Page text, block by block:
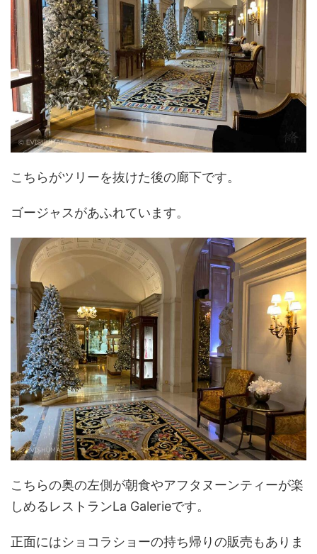
こちらがツリーを抜けた後の廊下です。
ゴージャスがあふれています。
こちらの奥の左側が朝食やアフタヌーンティーが楽
しめるレストランLa Galerieです。
正面にはショコラショーの持ち帰りの販売もありま